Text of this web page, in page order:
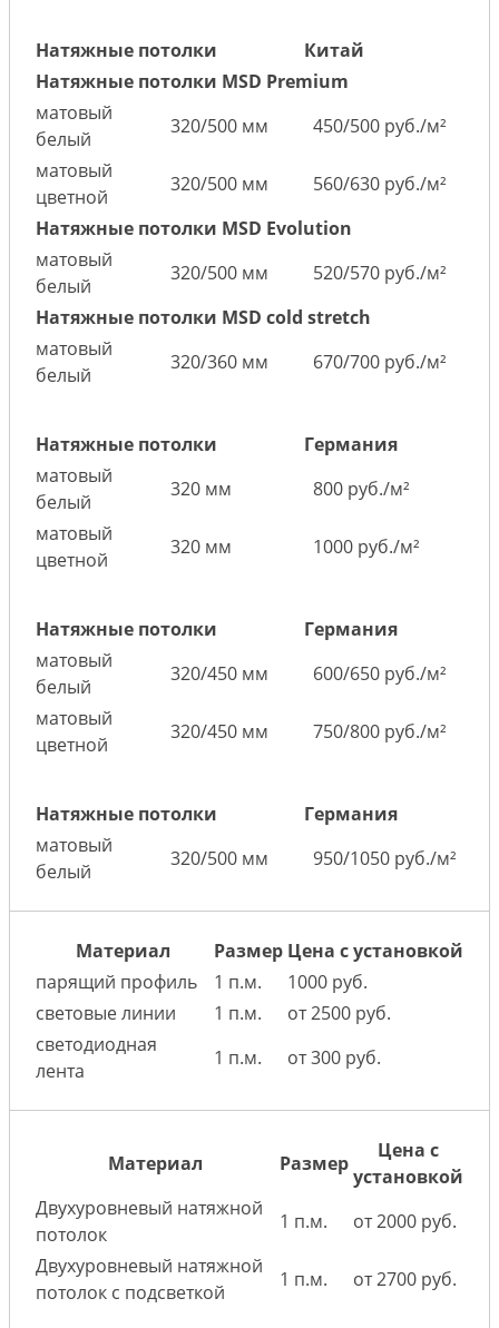
Натяжные потолки
Китай
Натяжные потолки MSD Premium
матовый
белый
320/500 мм
450/500 руб./м²
матовый
цветной
320/500 мм
560/630 руб./м²
Натяжные потолки MSD Evolution
матовый
белый
320/500 мм
520/570 руб./м²
Натяжные потолки MSD cold stretch
матовый
белый
320/360 мм 670/700 руб./м²
Натяжные потолки
Германия
матовый
белый
320 мм
800 руб./м²
матовый
цветной
320 мм 1000 руб./м²
Натяжные потолки
Германия
матовый
белый
320/450 мм
600/650 руб./м²
матовый
цветной
320/450 мм 750/800 руб./м²
Натяжные потолки
Германия
матовый
белый
320/500 мм 950/1050 руб./м²
Материал Размер Цена с установкой
парящий профиль
1 п.м.
1000 руб.
световые линии
1 п.м.
от 2500 руб.
светодиодная
лента
1 п.м. от 300 руб.
Материал Размер
Цена с
установкой
Двухуровневый натяжной
потолок
1 п.м.
от 2000 руб.
Двухуровневый натяжной
потолок с подсветкой
1 п.м. от 2700 руб.